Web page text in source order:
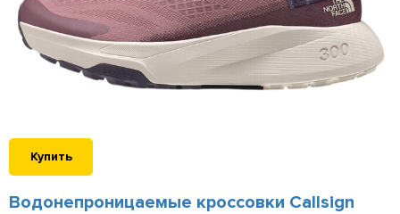
Купить
Водонепроницаемые кроссовки Callsign